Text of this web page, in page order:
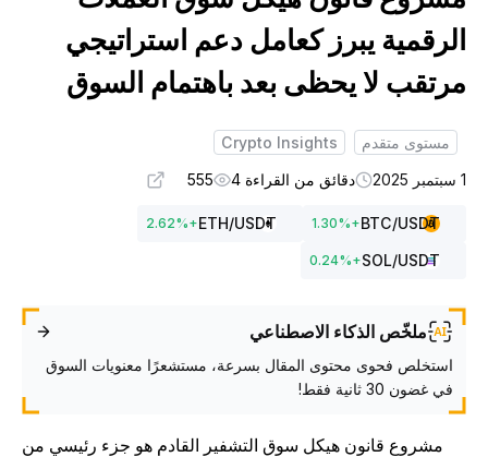
يبرز كعامل دعم استراتيجي
لا يحظى بعد باهتمام السوق
مستوى متقدم
Crypto Insights
دقائق من القراءة 4 555
BTC/USDT
+
1.30%
ETH/USDT
+
2.62%
SOL/USDT
+
0.24%
ملخّص الذكاء الاصطناعي
استخلص فحوى محتوى المقال بسرعة، مستشعرًا معنويات السوق
في غضون 30 ثانية فقط!
مشروع قانون هيكل سوق التشفير القادم هو جزء رئيسي من